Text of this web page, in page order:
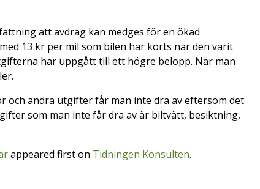
att avdrag kan medges för en ökad
13 kr per mil som bilen har körts när den varit
har uppgått till ett högre belopp. När man
och andra utgifter får man inte dra av eftersom det
som man inte får dra av är biltvätt, besiktning,
appeared first on Tidningen Konsulten.